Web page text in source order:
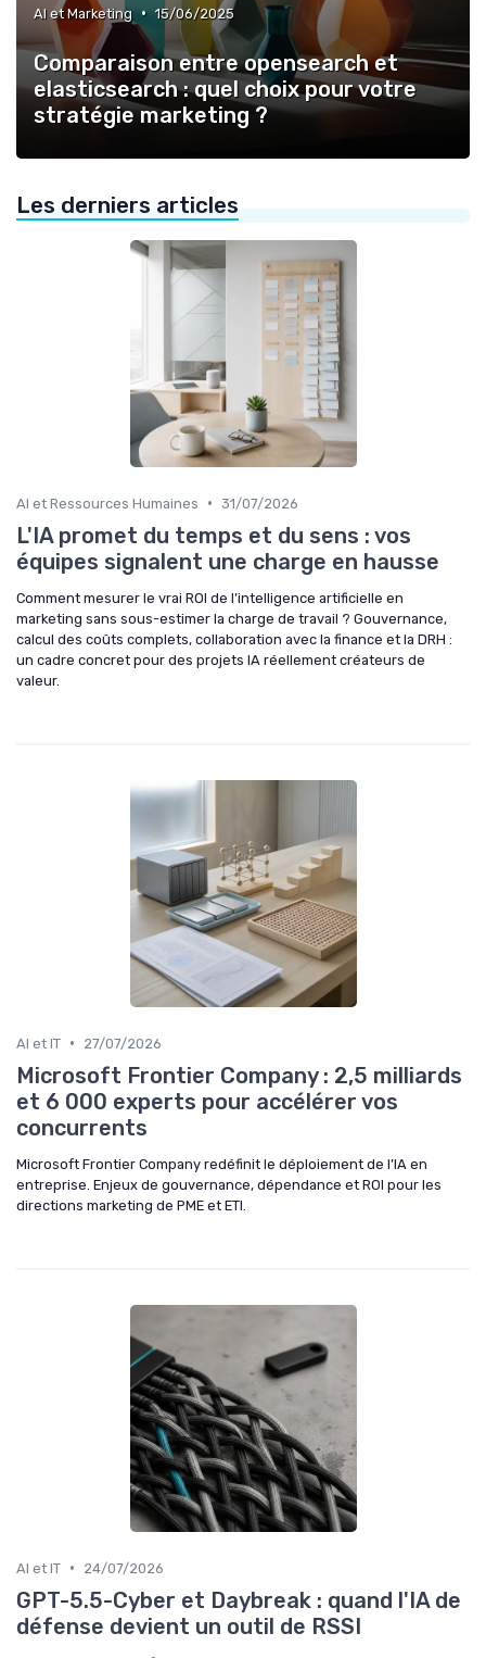
AI et Marketing • 15/06/2025
Comparaison entre opensearch et
elasticsearch : quel choix pour votre
stratégie marketing ?
Les derniers articles
AI et Ressources Humaines • 31/07/2026
L'IA promet du temps et du sens : vos
équipes signalent une charge en hausse
Comment mesurer le vrai ROI de l’intelligence artificielle en
marketing sans sous-estimer la charge de travail ? Gouvernance,
calcul des coûts complets, collaboration avec la finance et la DRH :
un cadre concret pour des projets IA réellement créateurs de
valeur.
AI et IT • 27/07/2026
Microsoft Frontier Company : 2,5 milliards
et 6 000 experts pour accélérer vos
concurrents
Microsoft Frontier Company redéfinit le déploiement de l’IA en
entreprise. Enjeux de gouvernance, dépendance et ROI pour les
directions marketing de PME et ETI.
AI et IT • 24/07/2026
GPT-5.5-Cyber et Daybreak : quand l'IA de
défense devient un outil de RSSI